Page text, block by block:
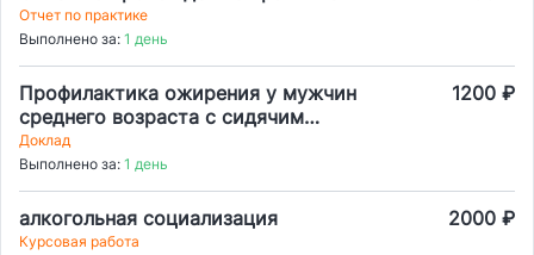
Отчет по практике
Выполнено за: 1 день
Профилактика ожирения у мужчин
среднего возраста с сидячим
образом жизни посредством
изменения социальной
идентичности через
аудиокоммуникацию в деловой
медиасреде
1200 ₽
Доклад
Выполнено за: 1 день
алкогольная социализация 2000 ₽
Курсовая работа